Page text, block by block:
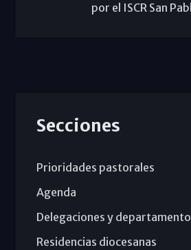
por el ISCR San
Secciones
Prioridades pastorales
Agenda
Delegaciones y
Residencias diocesanas